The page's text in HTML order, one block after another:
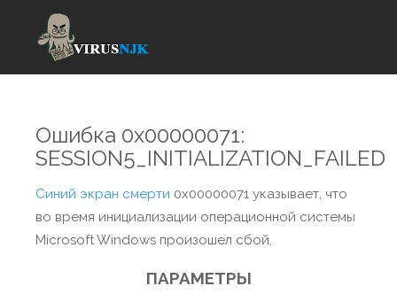
Ошибка 0x00000071:
SESSION5_INITIALIZATION_FAILED
Синий экран смерти 0x00000071 указывает, что
во время инициализации операционной системы
Microsoft Windows произошел сбой.
ПАРАМЕТРЫ